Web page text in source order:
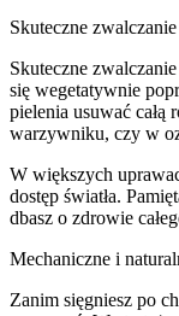
Skuteczne
Skuteczne
się wegetatywnie
pielenia usuwać
warzywniku, czy w
W większych
dostęp światła.
dbasz o zdrowie
Mechaniczne i
Zanim sięgniesz po